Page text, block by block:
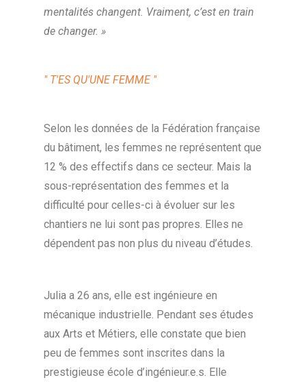
mentalités changent. Vraiment, c’est en train
de changer. »
" T'ES QU'UNE FEMME "
Selon les données de la Fédération française
du bâtiment, les femmes ne représentent que
12 % des effectifs dans ce secteur. Mais la
sous-représentation des femmes et la
difficulté pour celles-ci à évoluer sur les
chantiers ne lui sont pas propres. Elles ne
dépendent pas non plus du niveau d’études.
Julia a 26 ans, elle est ingénieure en
mécanique industrielle. Pendant ses études
aux Arts et Métiers, elle constate que bien
peu de femmes sont inscrites dans la
prestigieuse école d’ingénieur.e.s. Elle